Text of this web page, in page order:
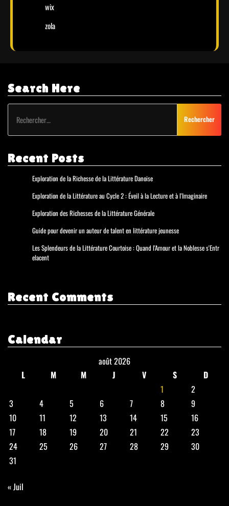
wix
zola
Search Here
Rechercher :
Recent Posts
Exploration de la Richesse de la Littérature Danoise
Exploration de la Littérature au Cycle 2 : Éveil à la Lecture et à l'Imaginaire
Exploration des Richesses de la Littérature Générale
Guide pour devenir un auteur de talent en littérature jeunesse
Les Splendeurs de la Littérature Courtoise : Quand l'Amour et la Noblesse s'Entr
elacent
Recent Comments
Calendar
août 2026
L
M M J V S
D
1
2
3
4 5 6 7 8
9
10
11 12 13 14 15
16
17
18 19 20 21 22
23
24
25 26 27 28 29
30
31
« Juil